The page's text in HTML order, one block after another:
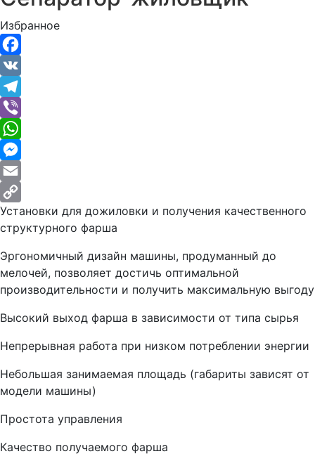
Избранное
Facebook
VK
Telegram
Viber
WhatsApp
Messenger
Email
Copy
Link
Установки для дожиловки и получения качественного
структурного фарша
Эргономичный дизайн машины, продуманный до
мелочей, позволяет достичь оптимальной
производительности и получить максимальную выгоду
Высокий выход фарша в зависимости от типа сырья
Непрерывная работа при низком потреблении энергии
Небольшая занимаемая площадь (габариты зависят от
модели машины)
Простота управления
Качество получаемого фарша